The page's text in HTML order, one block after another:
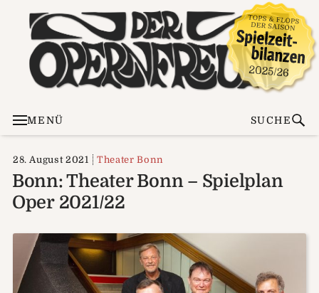
MENÜ SUCHE
28. August 2021 Theater Bonn
Bonn: Theater Bonn – Spielplan
Oper 2021/22